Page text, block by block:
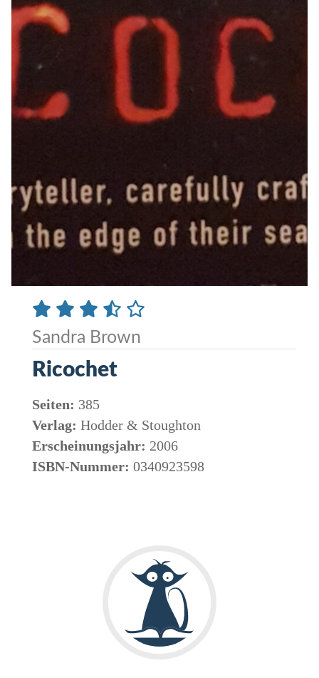
Ricochet
Sandra Brown
Seiten: 385
Verlag: Hodder & Stoughton
Erscheinungsjahr: 2006
ISBN-Nummer: 0340923598